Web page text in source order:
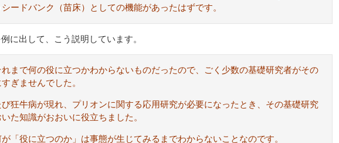
ードバンク（苗床）としての機能があったはずです。
に出して、こう説明しています。
まで何の役に立つかわからないものだったので、ごく少数の基礎研究者がその
ぎませんでした。
狂牛病が現れ、プリオンに関する応用研究が必要になったとき、その基礎研究
た知識がおおいに役立ちました。
「役に立つのか」は事態が生じてみるまでわからないことなのです。